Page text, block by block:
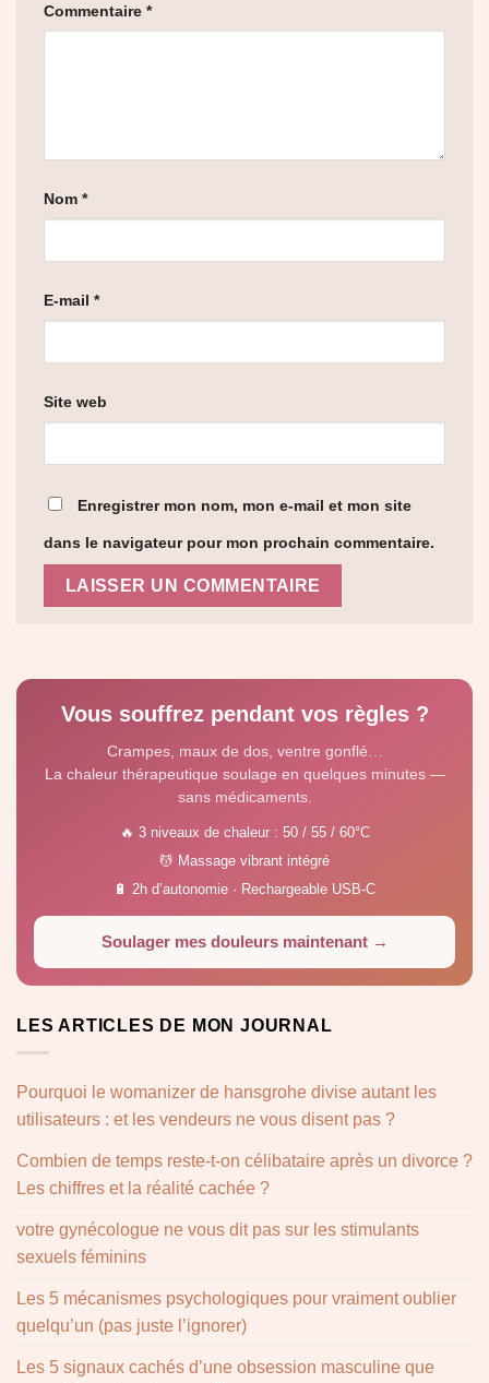
Commentaire *
Nom *
E-mail *
Site web
Enregistrer mon nom, mon e-mail et mon site
dans le navigateur pour mon prochain commentaire.
Vous souffrez pendant vos règles ?
Crampes, maux de dos, ventre gonflé…
La chaleur thérapeutique soulage en quelques minutes —
sans médicaments.
🔥 3 niveaux de chaleur : 50 / 55 / 60°C
💆 Massage vibrant intégré
🔋 2h d’autonomie · Rechargeable USB-C
Soulager mes douleurs maintenant →
LES ARTICLES DE MON JOURNAL
Pourquoi le womanizer de hansgrohe divise autant les
utilisateurs : et les vendeurs ne vous disent pas ?
Combien de temps reste-t-on célibataire après un divorce ?
Les chiffres et la réalité cachée ?
votre gynécologue ne vous dit pas sur les stimulants
sexuels féminins
Les 5 mécanismes psychologiques pour vraiment oublier
quelqu’un (pas juste l’ignorer)
Les 5 signaux cachés d’une obsession masculine que